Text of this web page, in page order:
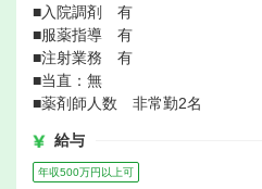
■入院調剤 有
■服薬指導 有
■注射業務 有
■当直：無
■薬剤師人数 非常勤2名
給与
年収500万円以上可